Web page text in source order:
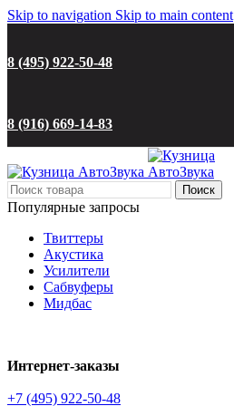
Skip to navigation Skip to main content
8 (495) 922-50-48
8 (916) 669-14-83
Поиск
Популярные запросы
Твиттеры
Акустика
Усилители
Сабвуферы
Мидбас
Интернет-заказы
+7 (495) 922-50-48